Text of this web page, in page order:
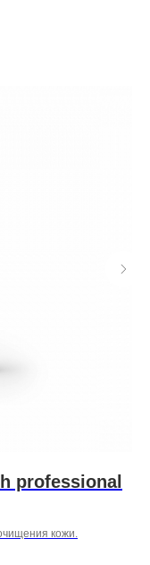
professional
кожи.